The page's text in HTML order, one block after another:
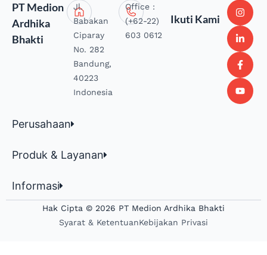
PT Medion
Ardhika
Bhakti
Jl.
Babakan
Ciparay
No. 282
Bandung,
40223
Indonesia
Office :
(+62-22)
603 0612
Ikuti Kami
Perusahaan
Produk & Layanan
Informasi
Hak Cipta © 2026 PT Medion Ardhika Bhakti
Syarat & KetentuanKebijakan Privasi